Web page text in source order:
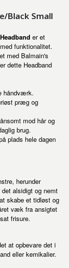
Black Small
er et
funktionalitet.
med Balmain's
dette Headband
håndværk.
præg og
mod hår og
brug.
plads hele dagen
herunder
alsidigt og nemt
skabe et tidløst og
væk fra ansigtet
frisure.
at opbevare det i
eller kemikalier.